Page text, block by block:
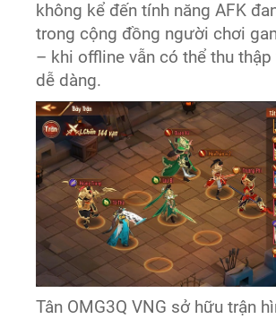
không kể đến tính năng AFK
trong cộng đồng người chơi
– khi offline vẫn có thể thu thập
dễ dàng.
Tân OMG3Q VNG sở hữu trận